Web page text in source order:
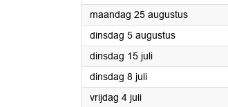
maandag 25 augustus2025
dinsdag 5 augustus2025
dinsdag 15 juli2025
dinsdag 8 juli2025
vrijdag 4 juli2025